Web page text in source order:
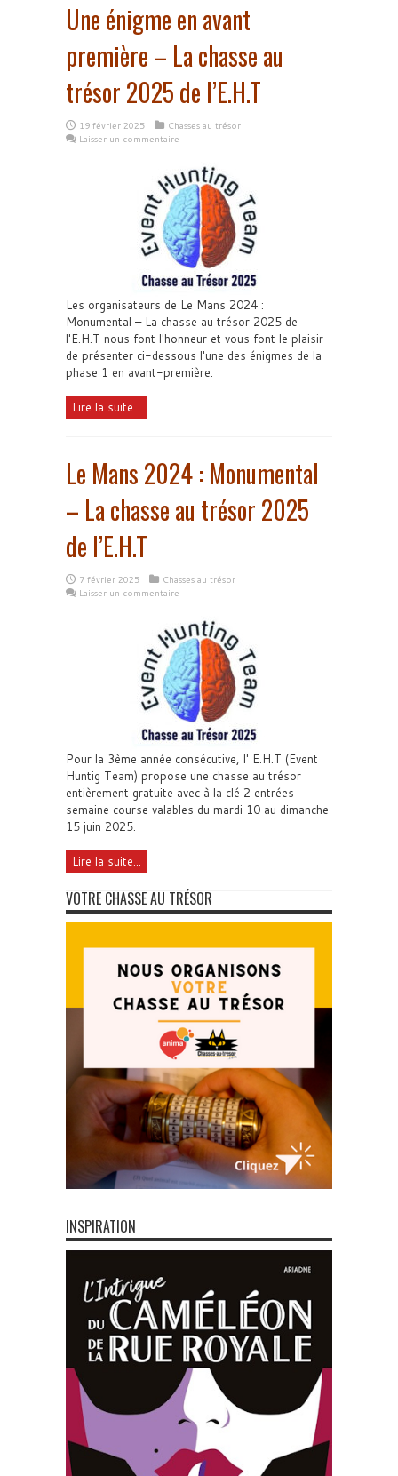
Une énigme en avant
première – La chasse au
trésor 2025 de l’E.H.T
19 février 2025
Chasses au trésor
Laisser un commentaire
Les organisateurs de Le Mans 2024 :
Monumental – La chasse au trésor 2025 de
l'E.H.T nous font l'honneur et vous font le plaisir
de présenter ci-dessous l'une des énigmes de la
phase 1 en avant-première.
Lire la suite...
Le Mans 2024 : Monumental
– La chasse au trésor 2025
de l’E.H.T
7 février 2025
Chasses au trésor
Laisser un commentaire
Pour la 3ème année consécutive, l' E.H.T (Event
Huntig Team) propose une chasse au trésor
entièrement gratuite avec à la clé 2 entrées
semaine course valables du mardi 10 au dimanche
15 juin 2025.
Lire la suite...
VOTRE CHASSE AU TRÉSOR
INSPIRATION